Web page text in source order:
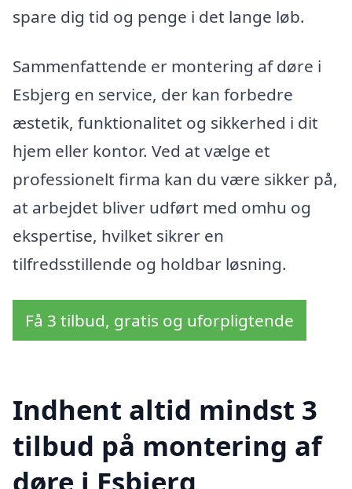
spare dig tid og penge i det lange løb.
Sammenfattende er montering af døre i
Esbjerg en service, der kan forbedre
æstetik, funktionalitet og sikkerhed i dit
hjem eller kontor. Ved at vælge et
professionelt firma kan du være sikker på,
at arbejdet bliver udført med omhu og
ekspertise, hvilket sikrer en
tilfredsstillende og holdbar løsning.
Få 3 tilbud, gratis og uforpligtende
Indhent altid mindst 3
tilbud på montering af
døre i Esbjerg